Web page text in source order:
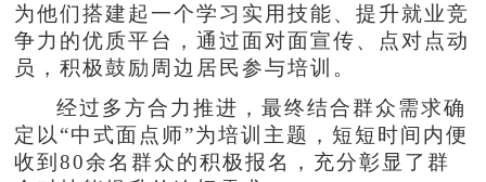
为他们搭建起一个学习实用技能、提升就业竞
争力的优质平台，通过面对面宣传、点对点动
员，积极鼓励周边居民参与培训。
经过多方合力推进，最终结合群众需求确
定以“中式面点师”为培训主题，短短时间内便
收到80余名群众的积极报名，充分彰显了群